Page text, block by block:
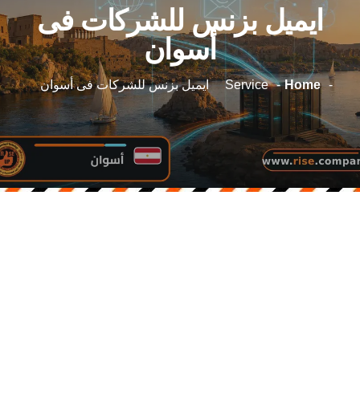
ايميل بزنس للشركات فى
أسوان
Home
Service ايميل بزنس للشركات فى أسوان